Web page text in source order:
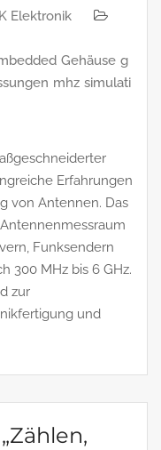
Elektronik
Gehäuse g
mhz simulati
Erfahrungen
von Antennen. Das
Funksendern
300 MHz bis 6 GHz.
zur
und